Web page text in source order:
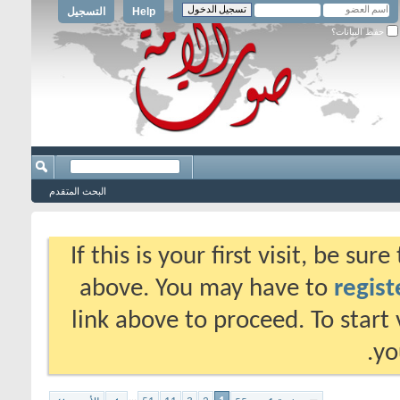
التسجيل Help
حفظ البيانات؟
البحث المتقدم
If this is your first visit, be
above. You may have to
link above to proceed. To